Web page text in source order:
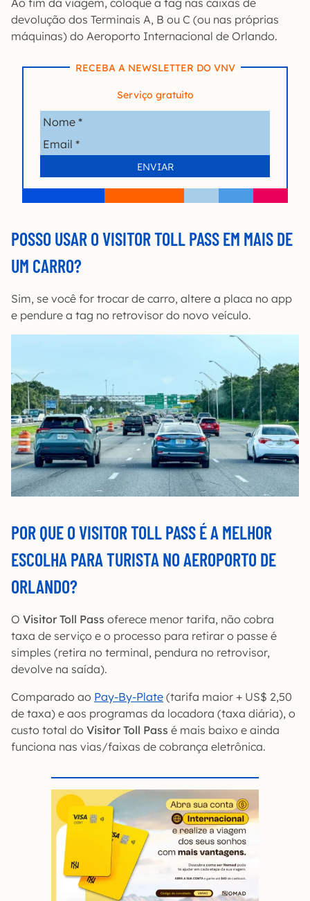
Ao fim da viagem, coloque a tag nas caixas de
devolução dos Terminais A, B ou C (ou nas próprias
máquinas) do Aeroporto Internacional de Orlando.
RECEBA A NEWSLETTER DO VNV
Serviço gratuito
POSSO USAR O VISITOR TOLL PASS EM MAIS DE
UM CARRO?
Sim, se você for trocar de carro, altere a placa no app
e pendure a tag no retrovisor do novo veículo.
POR QUE O VISITOR TOLL PASS É A MELHOR
ESCOLHA PARA TURISTA NO AEROPORTO DE
ORLANDO?
O Visitor Toll Pass oferece menor tarifa, não cobra
taxa de serviço e o processo para retirar o passe é
simples (retira no terminal, pendura no retrovisor,
devolve na saída).
Comparado ao Pay-By-Plate (tarifa maior + US$ 2,50
de taxa) e aos programas da locadora (taxa diária), o
custo total do Visitor Toll Pass é mais baixo e ainda
funciona nas vias/faixas de cobrança eletrônica.